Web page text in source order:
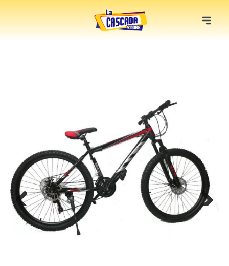
Previous